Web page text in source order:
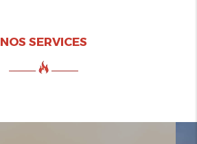
NOS SERVICES